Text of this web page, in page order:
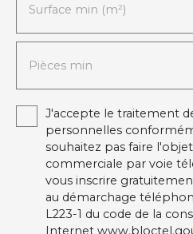
Surface min (m²)
Pièces min
J'accepte le traitement
personnelles
souhaitez pas faire
commerciale par voie
vous inscrire
au démarchage
L223-1 du code de la
Internet